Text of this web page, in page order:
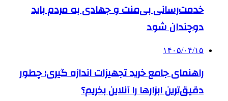
خدمت‌رسانی بی‌منت و جهادی به مردم باید
دوچندان شود
۱۴۰۵/۰۴/۱۵
راهنمای جامع خرید تجهیزات اندازه گیری؛ چطور
دقیق‌ترین ابزارها را آنلاین بخریم؟